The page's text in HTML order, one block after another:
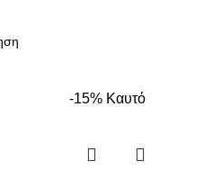
-15% Καυτό